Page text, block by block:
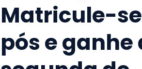
Matricule-
pós e ganhe